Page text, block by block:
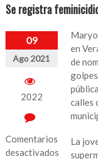
Se registra
09
Ago 2021
2022
Comentarios
desactivados
en
de
calles
La